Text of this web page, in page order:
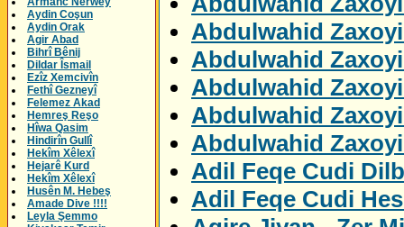
Aydin Coşun
Aydin Orak
Agir Abad
Bihrî Bênij
Dildar Îsmail
Ezîz Xemcivîn
Fethî Gezneyî
Felemez Akad
Hemreş Reşo
Hîwa Qasim
Hindirîn Gullî
Hekîm Xêlexî
Hejarê Kurd
Hekîm Xêlexî
Husên M. Hebeş
Amade Dive !!!!
Leyla Şemmo
Abdulwahid
Abdulwahid
Abdulwahid
Abdulwahid
Abdulwahid
Adil Feqe Cudi
Adil Feqe Cudi